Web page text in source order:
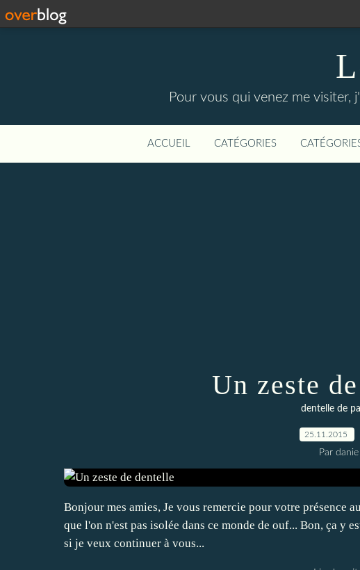
Pour vous qui venez me
ACCUEIL CATÉGORIES
Un zeste
dentelle de
25.11.2015
Par danie
Bonjour mes amies, Je vous remercie pour votre présence
que l'on n'est pas isolée dans ce monde de ouf... Bon, ça y
si je veux continuer à vous...